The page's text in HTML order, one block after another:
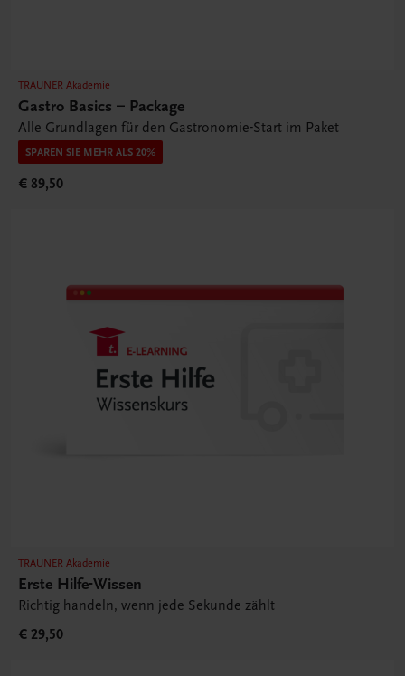
TRAUNER Akademie
Gastro Basics – Package
Alle Grundlagen für den Gastronomie-Start im Paket
SPAREN SIE MEHR ALS 20%
€ 89,50
TRAUNER Akademie
Erste Hilfe-Wissen
Richtig handeln, wenn jede Sekunde zählt
€ 29,50